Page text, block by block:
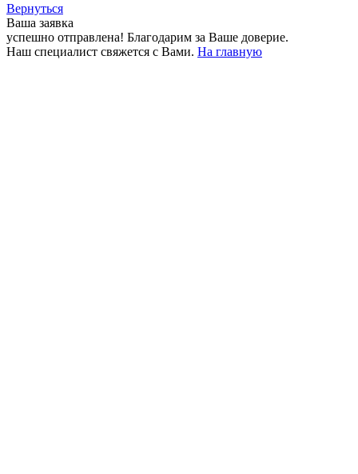
Вернуться
Ваша заявка
успешно отправлена! Благодарим за Ваше доверие.
Наш специалист свяжется с Вами. На главную